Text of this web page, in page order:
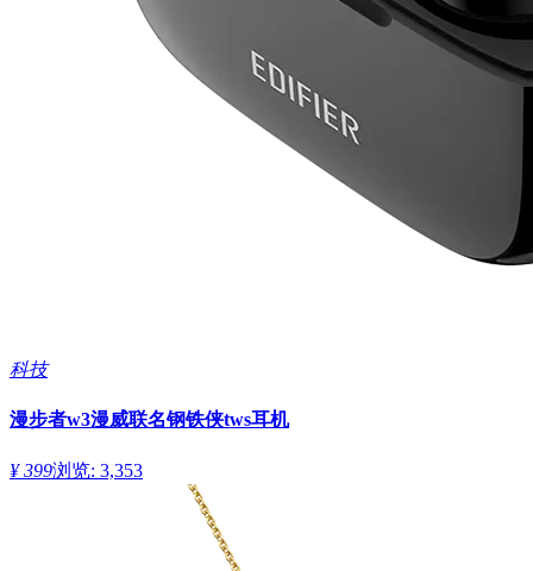
科技
漫步者w3漫威联名钢铁侠tws耳机
¥ 399浏览: 3,353